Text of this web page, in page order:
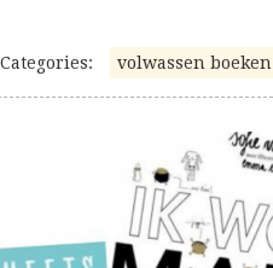
Categories: volwassen boeken